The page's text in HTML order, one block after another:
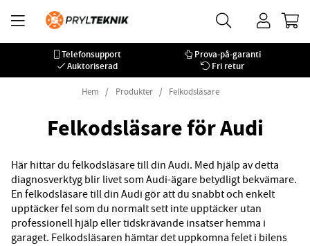
Telefonsupport
Prova-på-garanti
Auktoriserad
Fri retur
Hem Produkter Felkodsläsare
Felkodsläsare för Audi
Här hittar du felkodsläsare till din Audi. Med hjälp av detta
diagnosverktyg blir livet som Audi-ägare betydligt bekvämare.
En felkodsläsare till din Audi gör att du snabbt och enkelt
upptäcker fel som du normalt sett inte upptäcker utan
professionell hjälp eller tidskrävande insatser hemma i
garaget. Felkodsläsaren hämtar det uppkomna felet i bilens